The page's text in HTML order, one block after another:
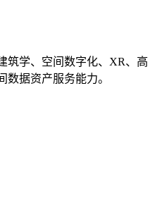
筑学、空间数字化、XR、高
据资产服务能力。